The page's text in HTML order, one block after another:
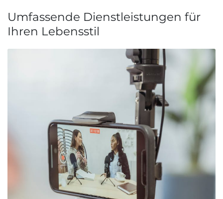
Umfassende Dienstleistungen für
Ihren Lebensstil